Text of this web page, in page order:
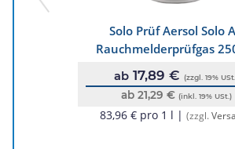
Solo Prüf Aersol Solo
Rauchmelderprüfgas
ab 17,89 € (zzgl. 19%
ab 21,29 € (inkl. 19% USt.)
83,96 € pro 1 l | (zzgl.